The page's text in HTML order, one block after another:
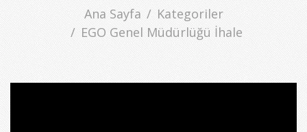
Ana Sayfa
Kategoriler
EGO Genel Müdürlüğü İhale